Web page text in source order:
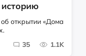
открытии «Дома
35 1.1K